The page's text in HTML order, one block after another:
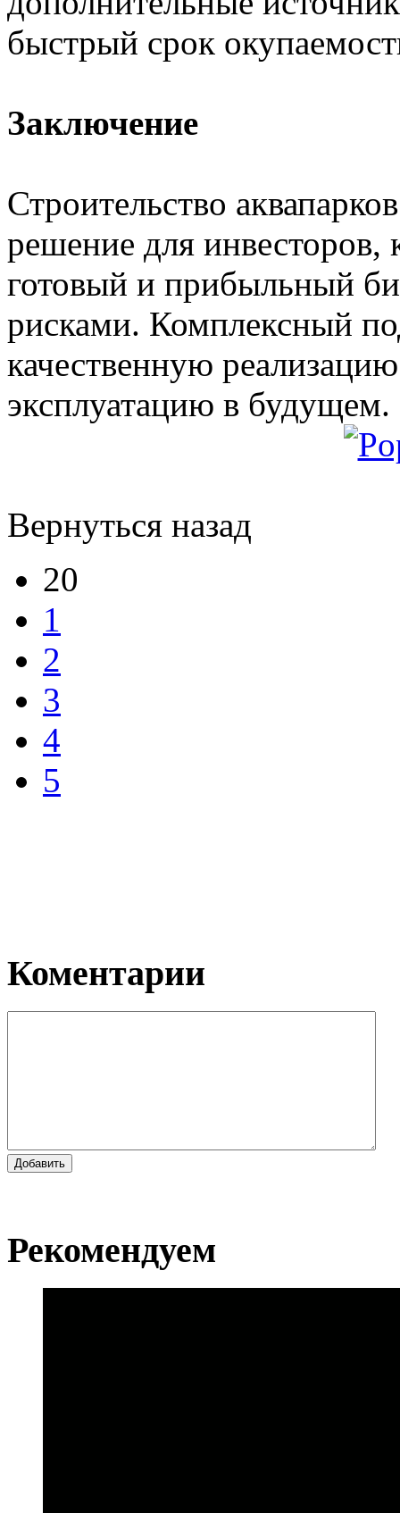
быстрый срок
Заключение
Строительство
решение для инвесторов,
готовый и прибыльный
рисками. Комплексный
качественную
эксплуатацию в будущем.
Вернуться назад
20
1
2
3
4
5
Коментарии
Добавить
Рекомендуем